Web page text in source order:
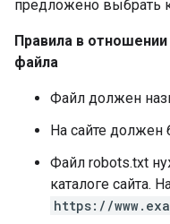
предложено выбрать
Правила в
файла
Файл должен
На сайте должен
Файл robots.txt
каталоге сайта.
https://